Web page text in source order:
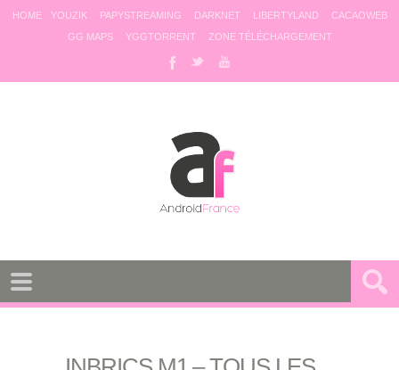
HOME YOUZIK PAPYSTREAMING DARKNET LIBERTYLAND
CACAOWEB
GG MAPS
YGGTORRENT ZONE TÉLÉCHARGEMENT